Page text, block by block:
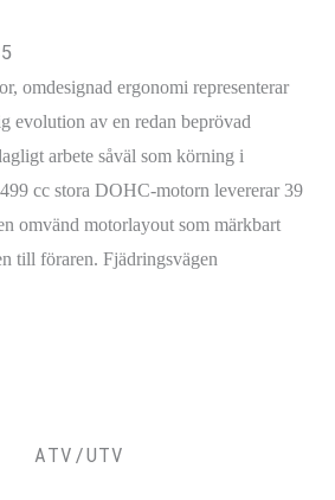
omdesignad ergonomi representerar
evolution av en redan beprövad
arbete såväl som körning i
cc stora DOHC-motorn levererar 39
omvänd motorlayout som märkbart
till föraren. Fjädringsvägen
ATV/UTV